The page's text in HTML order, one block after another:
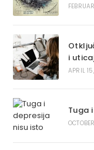
i
APRIL
Tuga